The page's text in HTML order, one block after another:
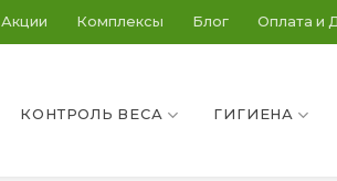
Акции Комплексы Блог Оплата и
КОНТРОЛЬ ВЕСА ГИГИЕНА